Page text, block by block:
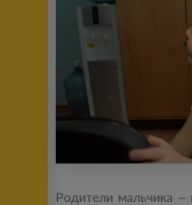
Родители мальчика –